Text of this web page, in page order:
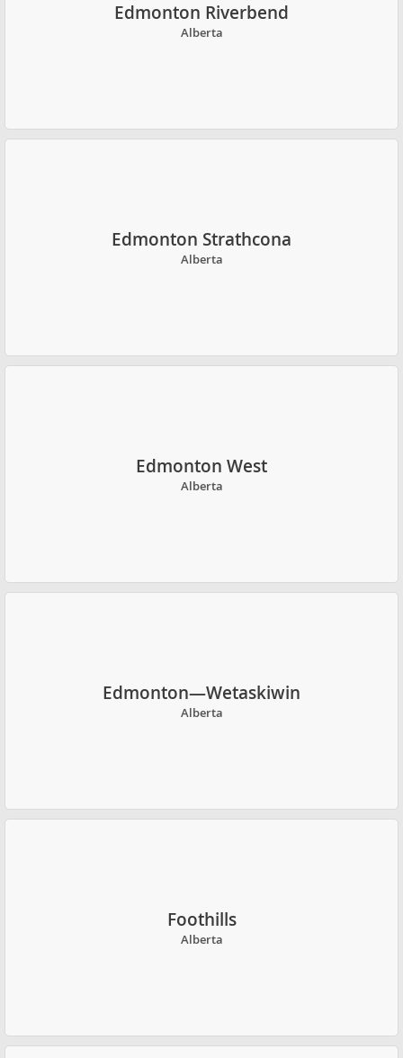
Edmonton Riverbend
Alberta
Edmonton Strathcona
Alberta
Edmonton West
Alberta
Edmonton—Wetaskiwin
Alberta
Foothills
Alberta